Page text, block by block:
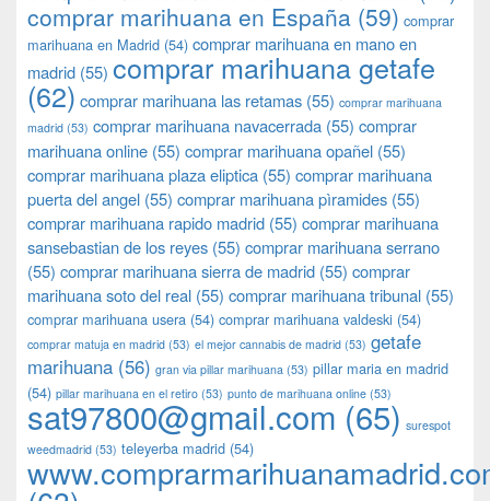
comprar marihuana en España (59) comprar
marihuana en Madrid (54) comprar marihuana en mano en
madrid (55) comprar marihuana getafe
(62) comprar marihuana las retamas (55) comprar marihuana
madrid (53) comprar marihuana navacerrada (55) comprar
marihuana online (55) comprar marihuana opañel (55)
comprar marihuana plaza eliptica (55) comprar marihuana
puerta del angel (55) comprar marihuana pìramides (55)
comprar marihuana rapido madrid (55) comprar marihuana
sansebastian de los reyes (55) comprar marihuana serrano
(55) comprar marihuana sierra de madrid (55) comprar
marihuana soto del real (55) comprar marihuana tribunal (55)
comprar marihuana usera (54) comprar marihuana valdeski (54)
comprar matuja en madrid (53) el mejor cannabis de madrid (53) getafe
marihuana (56) gran via pillar marihuana (53) pillar maria en madrid
(54) pillar marihuana en el retiro (53) punto de marihuana online (53)
sat97800@gmail.com (65) surespot
weedmadrid (53) teleyerba madrid (54)